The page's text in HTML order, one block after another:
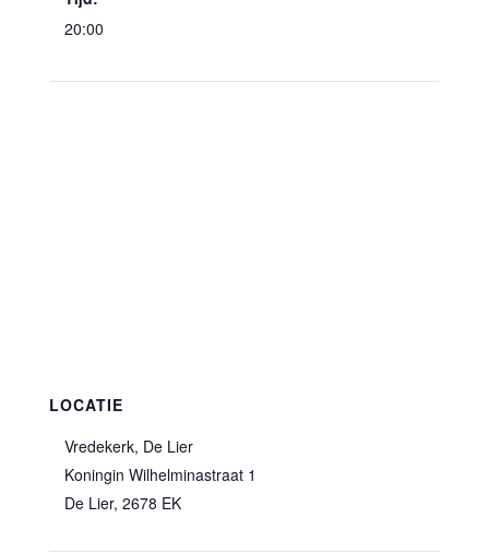
20:00
LOCATIE
Vredekerk, De Lier
Koningin Wilhelminastraat 1
De Lier, 2678 EK